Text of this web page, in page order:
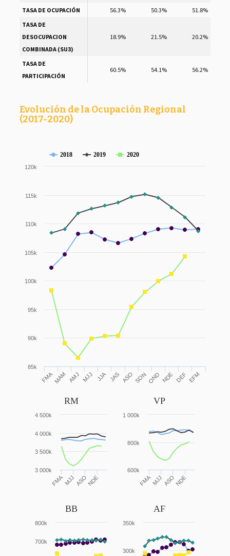
TASA DE OCUPACIÓN 56.3% 50.3%
51.8%
TASA DE
DESOCUPACION
COMBINADA (SU3)
18.9% 21.5% 20.2%
TASA DE
PARTICIPACIÓN
60.5% 54.1% 56.2%
Evolución de la Ocupación Regional
(2017-2020)
2018 2019 2020
FMAMAM AMJ MJJ JJA JAS ASO SONOND NDE DEF EFM
85k
90k
95k
100k
105k
110k
115k
120k
RM
FMA ASO
MJJ NDE
3 000k
3 500k
4 000k
4 500k
VP
FMA ASO
MJJ NDE
600k
800k
1 000k
BB
700k
800k
AF
300k
350k